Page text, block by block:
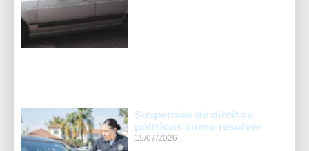
Suspensão de direitos
políticos como resolver
15/07/2026